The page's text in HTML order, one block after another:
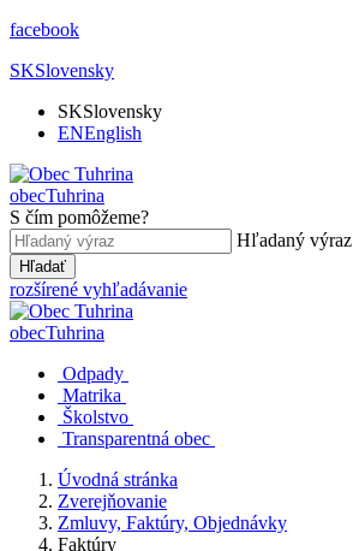
facebook
SKSlovensky
SKSlovensky
ENEnglish
obecTuhrina
S čím pomôžeme?
Hľadaný výraz
Hľadať
rozšírené vyhľadávanie
obecTuhrina
Odpady
Matrika
Školstvo
Transparentná obec
Úvodná stránka
Zverejňovanie
Zmluvy, Faktúry, Objednávky
Faktúry